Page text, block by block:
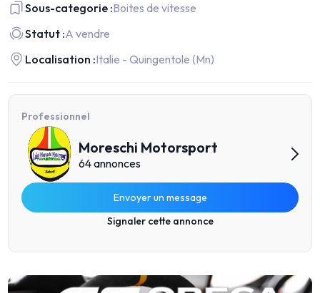
Sous-categorie :Boites de vitesse
Statut :A vendre
Localisation :Italie - Quingentole (Mn)
Professionnel
Moreschi Motorsport
64 annonces
Envoyer un message
Signaler cette annonce